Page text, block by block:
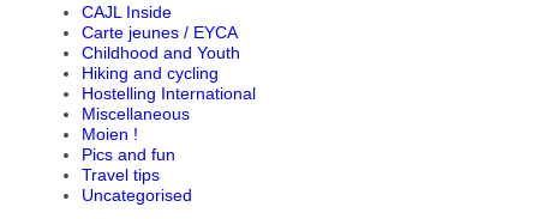
CAJL Inside
Carte jeunes / EYCA
Childhood and Youth
Hiking and cycling
Hostelling International
Miscellaneous
Moien !
Pics and fun
Travel tips
Uncategorised